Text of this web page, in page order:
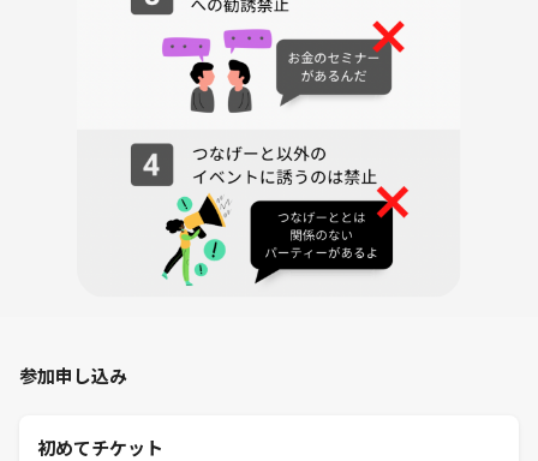
＊ゲームがはじめての方や経験の浅い方へ対し、不快になるような行動
や発言(ミスしたことへの非難、誹謗、中傷、特に発言を遮ること)はお
皆様が楽しめるようにルールとマナーを守ってご利用ください！！
JR東口、西口 徒歩1分
都営三田線Ａ2口 徒歩3分
東京メトロ南北線 後楽園駅 徒歩11分
東京メトロ東西線 九段下駅 徒歩12分
参加申し込み
初めてチケット